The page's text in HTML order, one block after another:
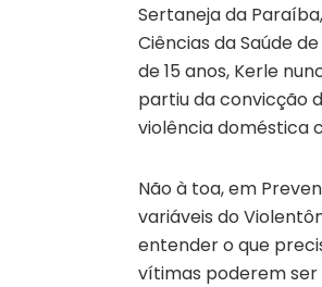
Sertaneja da
Ciências da Saúde
de 15 anos, Kerle
partiu da convicção
violência doméstica
Não à toa, em
variáveis do
entender o que
vítimas poderem